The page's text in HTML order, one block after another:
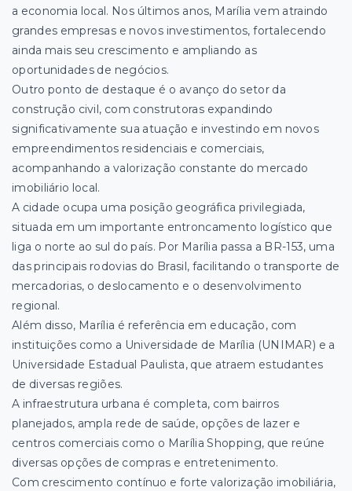
a economia local. Nos últimos anos, Marília vem atraindo
grandes empresas e novos investimentos, fortalecendo
ainda mais seu crescimento e ampliando as
oportunidades de negócios.
Outro ponto de destaque é o avanço do setor da
construção civil, com construtoras expandindo
significativamente sua atuação e investindo em novos
empreendimentos residenciais e comerciais,
acompanhando a valorização constante do mercado
imobiliário local.
A cidade ocupa uma posição geográfica privilegiada,
situada em um importante entroncamento logístico que
liga o norte ao sul do país. Por Marília passa a BR-153, uma
das principais rodovias do Brasil, facilitando o transporte de
mercadorias, o deslocamento e o desenvolvimento
regional.
Além disso, Marília é referência em educação, com
instituições como a Universidade de Marília (UNIMAR) e a
Universidade Estadual Paulista, que atraem estudantes
de diversas regiões.
A infraestrutura urbana é completa, com bairros
planejados, ampla rede de saúde, opções de lazer e
centros comerciais como o Marília Shopping, que reúne
diversas opções de compras e entretenimento.
Com crescimento contínuo e forte valorização imobiliária,